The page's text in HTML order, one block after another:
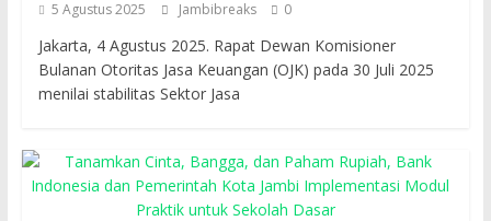
5 Agustus 2025 Jambibreaks 0
Jakarta, 4 Agustus 2025. Rapat Dewan Komisioner
Bulanan Otoritas Jasa Keuangan (OJK) pada 30 Juli 2025
menilai stabilitas Sektor Jasa